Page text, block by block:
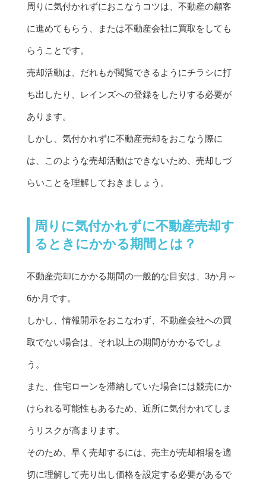
周りに気付かれずにおこなうコツは、不動産の顧客
に進めてもらう、または不動産会社に買取をしても
らうことです。
売却活動は、だれもが閲覧できるようにチラシに打
ち出したり、レインズへの登録をしたりする必要が
あります。
しかし、気付かれずに不動産売却をおこなう際に
は、このような売却活動はできないため、売却しづ
らいことを理解しておきましょう。
周りに気付かれずに不動産売却す
るときにかかる期間とは？
不動産売却にかかる期間の一般的な目安は、3か月～
6か月です。
しかし、情報開示をおこなわず、不動産会社への買
取でない場合は、それ以上の期間がかかるでしょ
う。
また、住宅ローンを滞納していた場合には競売にか
けられる可能性もあるため、近所に気付かれてしま
うリスクが高まります。
そのため、早く売却するには、売主が売却相場を適
切に理解して売り出し価格を設定する必要があるで